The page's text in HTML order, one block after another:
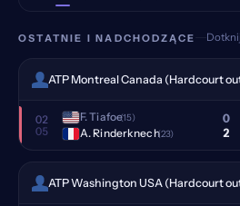
OSTATNIE I NADCHODZĄCE
ATP Montreal Canada (Hardcourt
02
05
F. Tiafoe(15)
A. Rinderknech(23)
0
2
ATP Washington USA (Hardcourt